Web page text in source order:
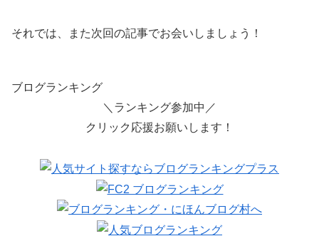
それでは、また次回の記事でお会いしましょう！
ブログランキング
＼ランキング参加中／
クリック応援お願いします！